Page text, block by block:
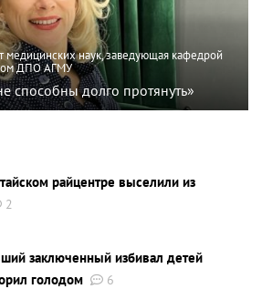
медицинских наук, заведующая кафедрой
ДПО АГМУ
способны долго протянуть»
райцентре выселили из
2
заключенный избивал детей
голодом
6